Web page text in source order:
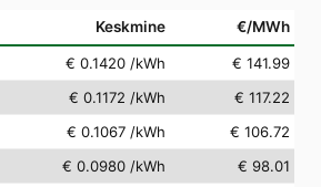
Keskmine €/MWh
€ 0.1420 /kWh
€ 141.99
€ 0.1172 /kWh
€ 117.22
€ 0.1067 /kWh
€ 106.72
€ 0.0980 /kWh
€ 98.01